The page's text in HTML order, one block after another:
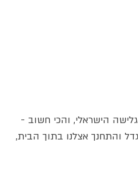
הישראלי, והכי חשוב -
והתחנך אצלנו בתוך הבית,